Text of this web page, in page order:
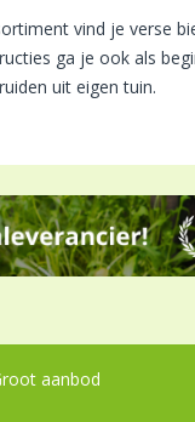
vind je verse
ga je ook als
uit eigen tuin.
aanbod